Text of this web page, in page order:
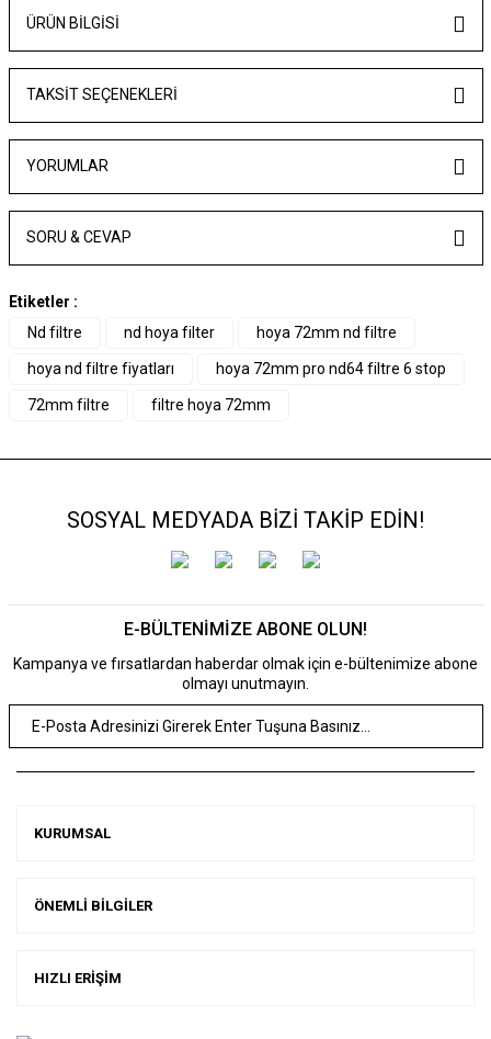
ÜRÜN BILGISI
TAKSIT SEÇENEKLERI
YORUMLAR
SORU & CEVAP
Etiketler :
Nd filtre
nd hoya filter hoya 72mm nd filtre
hoya nd filtre fiyatları hoya 72mm pro nd64 filtre 6 stop
72mm filtre filtre hoya 72mm
SOSYAL MEDYADA BİZİ TAKİP EDİN!
E-BÜLTENİMİZE ABONE OLUN!
Kampanya ve fırsatlardan haberdar olmak için e-bültenimize abone
olmayı unutmayın.
KURUMSAL
ÖNEMLİ BİLGİLER
HIZLI ERİŞİM